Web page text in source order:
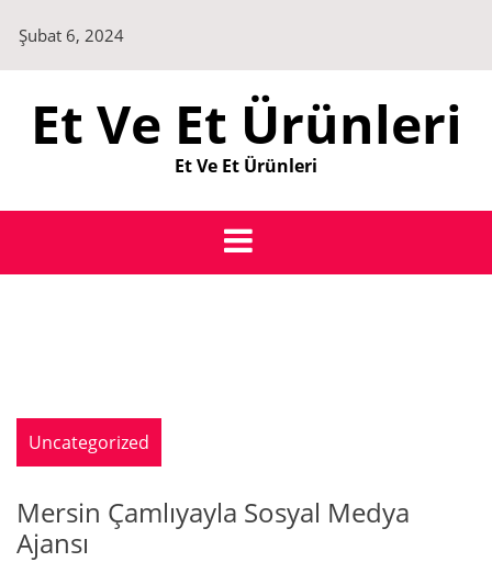
content
Şubat 6, 2024
Et Ve Et Ürünleri
Et Ve Et Ürünleri
Uncategorized
Mersin Çamlıyayla Sosyal Medya
Ajansı